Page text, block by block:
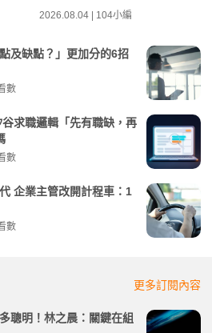
2026.08.04 | 104小編
及缺點？」更加分的6招
數
求職邏輯「先有職缺，再
數
企業主管改開計程車：1
數
更多訂閱內容
聰明！林之晨：關鍵在組